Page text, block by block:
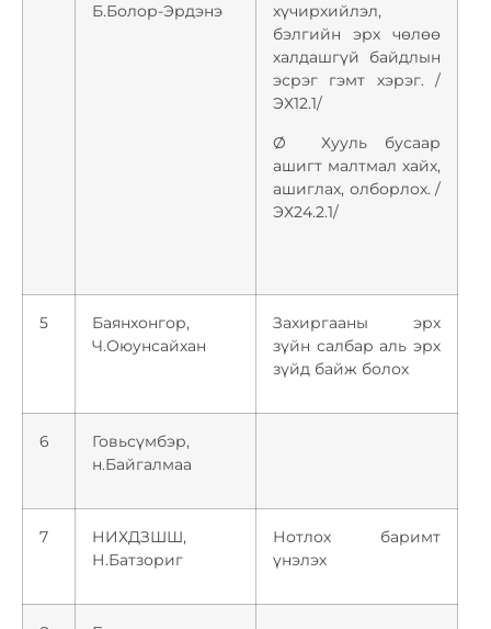
Б.Болор-Эрдэнэ
хүчирхийлэл,
бэлгийн эрх чөлөө
халдашгүй байдлын
эсрэг гэмт хэрэг. /
ЭХ12.1/
Ø Хууль бусаар
ашигт малтмал хайх,
ашиглах, олборлох. /
ЭХ24.2.1/
5
Баянхонгор,
Ч.Оюунсайхан
Захиргааны эрх
зүйн салбар аль эрх
зүйд байж болох
6
Говьсүмбэр,
н.Байгалмаа
7
НИХДЗШШ,
Н.Батзориг
Нотлох баримт
үнэлэх